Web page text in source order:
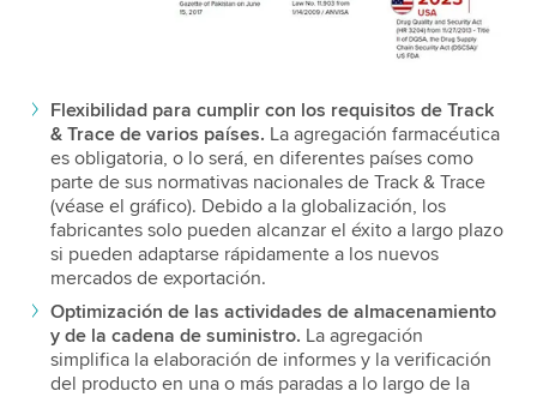
Flexibilidad para cumplir con los requisitos de Track
& Trace de varios países. La agregación farmacéutica
es obligatoria, o lo será, en diferentes países como
parte de sus normativas nacionales de Track & Trace
(véase el gráfico). Debido a la globalización, los
fabricantes solo pueden alcanzar el éxito a largo plazo
si pueden adaptarse rápidamente a los nuevos
mercados de exportación.
Optimización de las actividades de almacenamiento
y de la cadena de suministro. La agregación
simplifica la elaboración de informes y la verificación
del producto en una o más paradas a lo largo de la